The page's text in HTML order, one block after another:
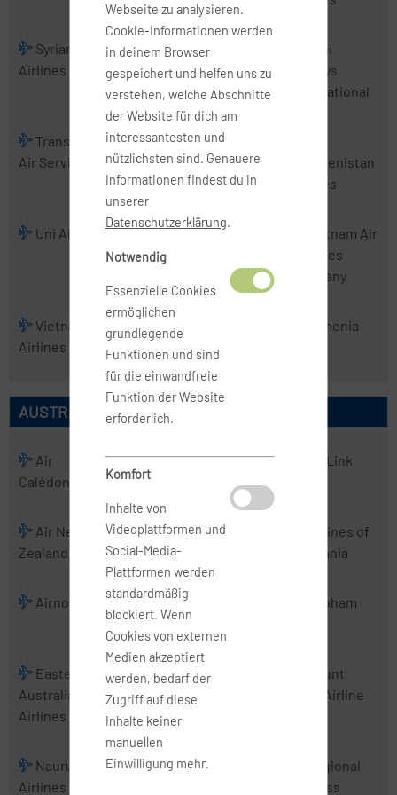
Syrian Arab
Airlines
Tajik Air
AirAsia
Thai
Airways
International
TransNusa
Air Services
Tri-MG Intra
Asia Airlines
Trigana Air
Service
Turkmenistan
Airlines
Uni Air
Uzbekistan
Airways
VietJet Air
Vietnam Air
Services
Company
Vietnam
Airlines
Wings
Abadi Airlines
Yemenia
AUSTRALISCHE AIRLINES
Air
Calédonie
Air
Chathams
Air Kiribati Air Link
Air New
Zealand
Air Vanuatu Aircalin
Airlines of
Tasmania
Airnorth Airwork Cobham
Eastern
Australia
Airlines
Fiji Airways
Mount
Cook Airline
Nauru
Airlines
PNG Air
Regional
Express
Webseite zu analysieren.
Cookie-Informationen werden
in deinem Browser
gespeichert und helfen uns zu
verstehen, welche Abschnitte
der Website für dich am
interessantesten und
nützlichsten sind. Genauere
Informationen findest du in
unserer
Datenschutzerklärung.
Notwendig
Essenzielle Cookies
ermöglichen
grundlegende
Funktionen und sind
für die einwandfreie
Funktion der Website
erforderlich.
Komfort
Inhalte von
Videoplattformen und
Social-Media-
Plattformen werden
standardmäßig
blockiert. Wenn
Cookies von externen
Medien akzeptiert
werden, bedarf der
Zugriff auf diese
Inhalte keiner
manuellen
Einwilligung mehr.